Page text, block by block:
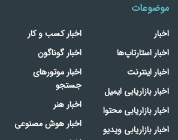
موضوعات
اخبار
اخبار استارتاپ‌ها
اخبار اینترنت
اخبار بازاریابی ایمیل
اخبار بازاریابی محتوا
اخبار بازاریابی ویدیو
اخبار کسب و کار
اخبار گوناگون
اخبار موتورهای
جستجو
اخبار هنر
اخبار هوش مصنوعی